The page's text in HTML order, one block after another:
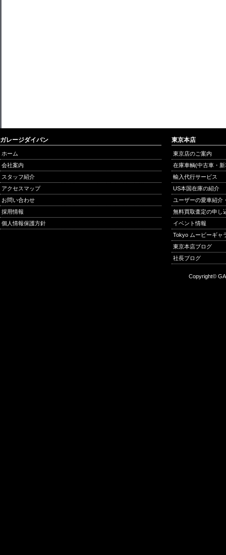
ガレージダイバン
ホーム
会社案内
スタッフ紹介
アクセスマップ
お問い合わせ
採用情報
個人情報保護方針
東京本店
東京店のご案内
在庫車輌(中古車・
輸入代行サービス
US本国在庫の紹介
ユーザーの愛車紹介
無料買取査定の申し
イベント情報
Tokyo ムービーギャ
東京本店ブログ
社長ブログ
Copyright©